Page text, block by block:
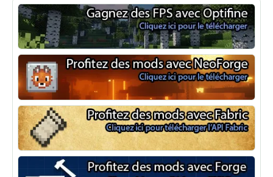
Optifine
NeoForge
Minecraft Fabric